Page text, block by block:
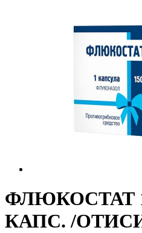
ФЛЮКОСТАТ
КАПС. /